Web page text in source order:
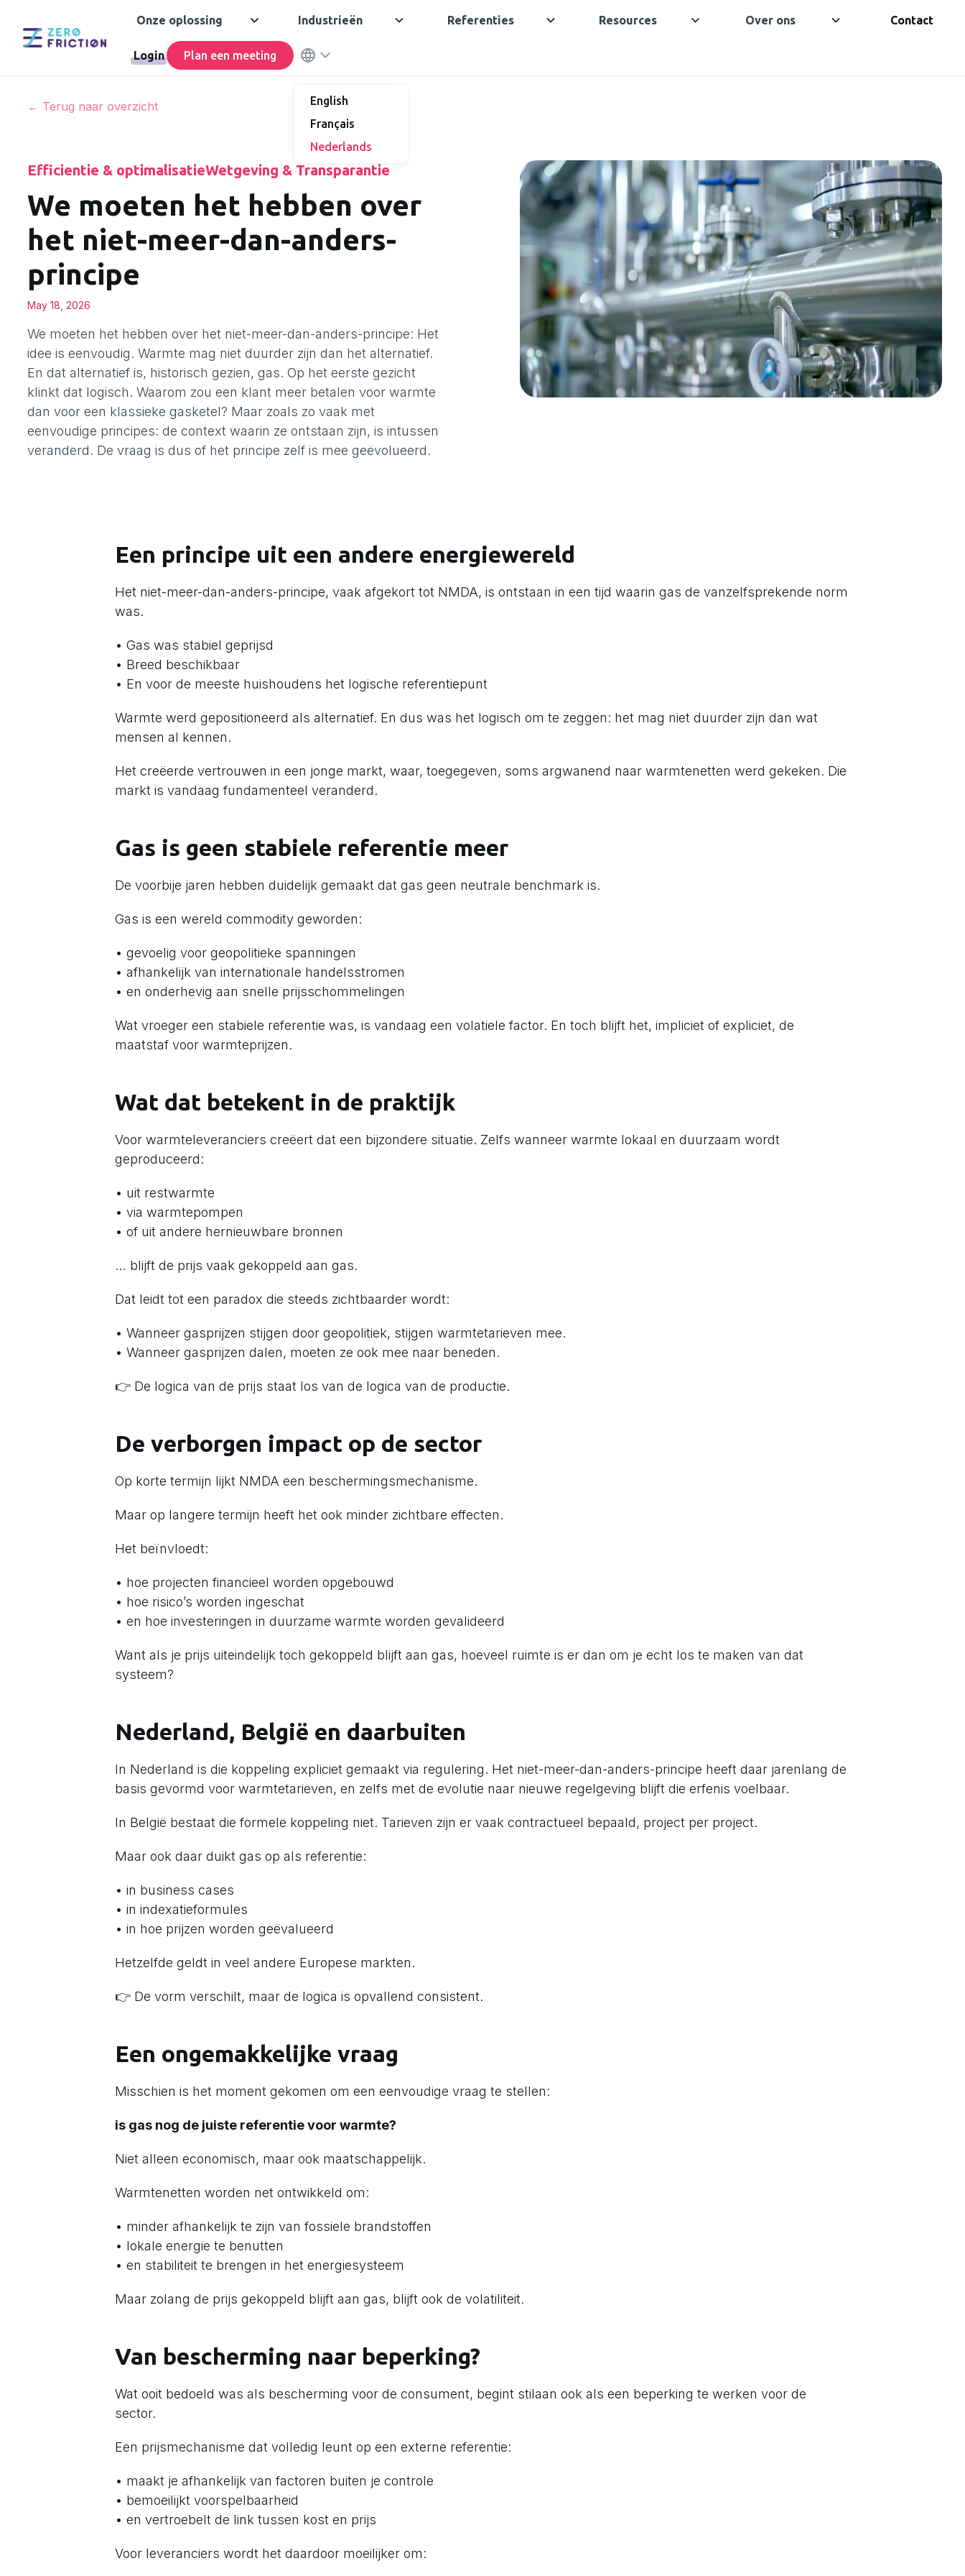
Onze oplossing Industrieën Referenties Resources Over ons Contact
Login Plan een meeting
English
Français
Nederlands
← Terug naar overzicht
Efficientie & optimalisatieWetgeving & Transparantie
We moeten het hebben over
het niet-meer-dan-anders-
principe
May 18, 2026
We moeten het hebben over het niet-meer-dan-anders-principe: Het
idee is eenvoudig. Warmte mag niet duurder zijn dan het alternatief.
En dat alternatief is, historisch gezien, gas. Op het eerste gezicht
klinkt dat logisch. Waarom zou een klant meer betalen voor warmte
dan voor een klassieke gasketel? Maar zoals zo vaak met
eenvoudige principes: de context waarin ze ontstaan zijn, is intussen
veranderd. De vraag is dus of het principe zelf is mee geëvolueerd.
Een principe uit een andere energiewereld
Het niet-meer-dan-anders-principe, vaak afgekort tot NMDA, is ontstaan in een tijd waarin gas de vanzelfsprekende norm
was.
• Gas was stabiel geprijsd
• Breed beschikbaar
• En voor de meeste huishoudens het logische referentiepunt
Warmte werd gepositioneerd als alternatief. En dus was het logisch om te zeggen: het mag niet duurder zijn dan wat
mensen al kennen.
Het creëerde vertrouwen in een jonge markt, waar, toegegeven, soms argwanend naar warmtenetten werd gekeken. Die
markt is vandaag fundamenteel veranderd.
Gas is geen stabiele referentie meer
De voorbije jaren hebben duidelijk gemaakt dat gas geen neutrale benchmark is.
Gas is een wereld commodity geworden:
• gevoelig voor geopolitieke spanningen
• afhankelijk van internationale handelsstromen
• en onderhevig aan snelle prijsschommelingen
Wat vroeger een stabiele referentie was, is vandaag een volatiele factor. En toch blijft het, impliciet of expliciet, de
maatstaf voor warmteprijzen.
Wat dat betekent in de praktijk
Voor warmteleveranciers creëert dat een bijzondere situatie. Zelfs wanneer warmte lokaal en duurzaam wordt
geproduceerd:
• uit restwarmte
• via warmtepompen
• of uit andere hernieuwbare bronnen
… blijft de prijs vaak gekoppeld aan gas.
Dat leidt tot een paradox die steeds zichtbaarder wordt:
• Wanneer gasprijzen stijgen door geopolitiek, stijgen warmtetarieven mee.
• Wanneer gasprijzen dalen, moeten ze ook mee naar beneden.
👉 De logica van de prijs staat los van de logica van de productie.
De verborgen impact op de sector
Op korte termijn lijkt NMDA een beschermingsmechanisme.
Maar op langere termijn heeft het ook minder zichtbare effecten.
Het beïnvloedt:
• hoe projecten financieel worden opgebouwd
• hoe risico’s worden ingeschat
• en hoe investeringen in duurzame warmte worden gevalideerd
Want als je prijs uiteindelijk toch gekoppeld blijft aan gas, hoeveel ruimte is er dan om je echt los te maken van dat
systeem?
Nederland, België en daarbuiten
In Nederland is die koppeling expliciet gemaakt via regulering. Het niet-meer-dan-anders-principe heeft daar jarenlang de
basis gevormd voor warmtetarieven, en zelfs met de evolutie naar nieuwe regelgeving blijft die erfenis voelbaar.
In België bestaat die formele koppeling niet. Tarieven zijn er vaak contractueel bepaald, project per project.
Maar ook daar duikt gas op als referentie:
• in business cases
• in indexatieformules
• in hoe prijzen worden geëvalueerd
Hetzelfde geldt in veel andere Europese markten.
👉 De vorm verschilt, maar de logica is opvallend consistent.
Een ongemakkelijke vraag
Misschien is het moment gekomen om een eenvoudige vraag te stellen:
is gas nog de juiste referentie voor warmte?
Niet alleen economisch, maar ook maatschappelijk.
Warmtenetten worden net ontwikkeld om:
• minder afhankelijk te zijn van fossiele brandstoffen
• lokale energie te benutten
• en stabiliteit te brengen in het energiesysteem
Maar zolang de prijs gekoppeld blijft aan gas, blijft ook de volatiliteit.
Van bescherming naar beperking?
Wat ooit bedoeld was als bescherming voor de consument, begint stilaan ook als een beperking te werken voor de
sector.
Een prijsmechanisme dat volledig leunt op een externe referentie:
• maakt je afhankelijk van factoren buiten je controle
• bemoeilijkt voorspelbaarheid
• en vertroebelt de link tussen kost en prijs
Voor leveranciers wordt het daardoor moeilijker om: